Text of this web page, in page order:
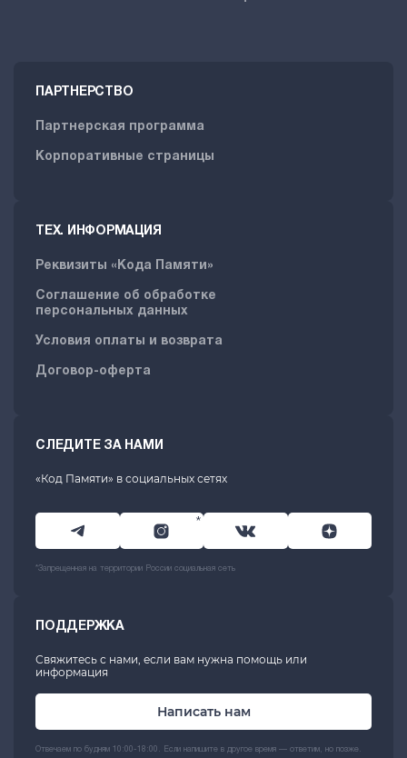
ПАРТНЕРСТВО
Партнерская программа
Корпоративные страницы
ТЕХ. ИНФОРМАЦИЯ
Реквизиты «Кода Памяти»
Соглашение об обработке
персональных данных
Условия оплаты и возврата
Договор-оферта
СЛЕДИТЕ ЗА НАМИ
«Код Памяти» в социальных сетях
*
*Запрещенная на территории России социальная сеть
ПОДДЕРЖКА
Свяжитесь с нами, если вам нужна помощь или
информация
Написать нам
Отвечаем по будням 10:00-18:00. Если напишите в другое время — ответим, но позже.